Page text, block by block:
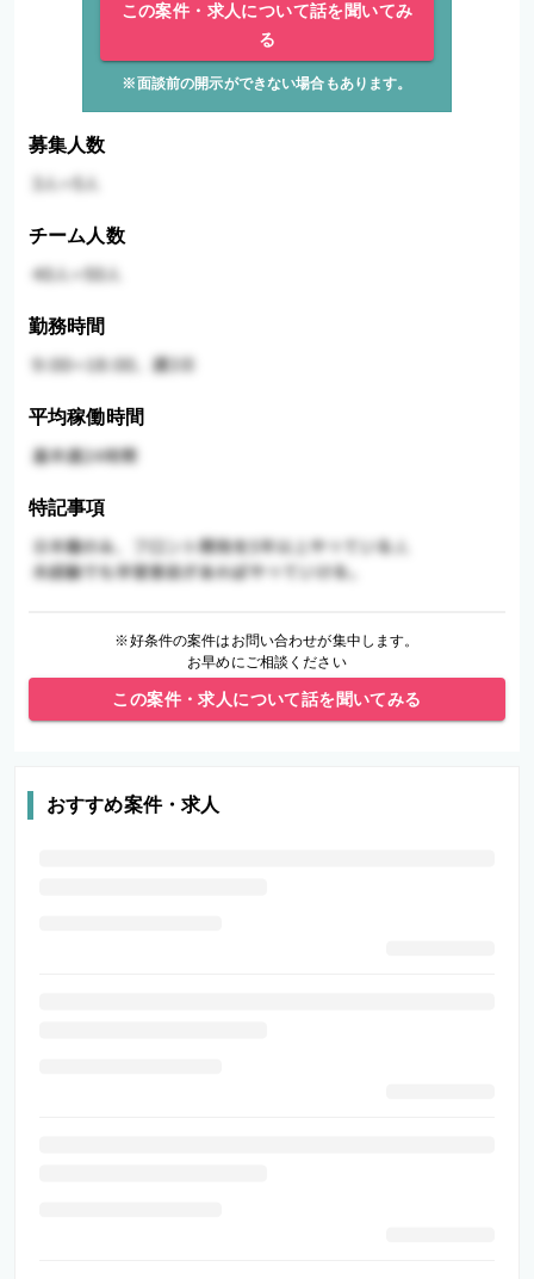
この案件・求人について話を聞いてみ
る
※面談前の開示ができない場合もあります。
募集人数
チーム人数
勤務時間
平均稼働時間
特記事項
※好条件の案件はお問い合わせが集中します。
お早めにご相談ください
この案件・求人について話を聞いてみる
おすすめ案件・求人